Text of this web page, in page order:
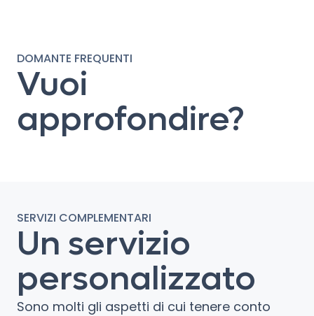
DOMANTE FREQUENTI
Vuoi
approfondire?
SERVIZI COMPLEMENTARI
Un servizio
personalizzato
Sono molti gli aspetti di cui tenere conto